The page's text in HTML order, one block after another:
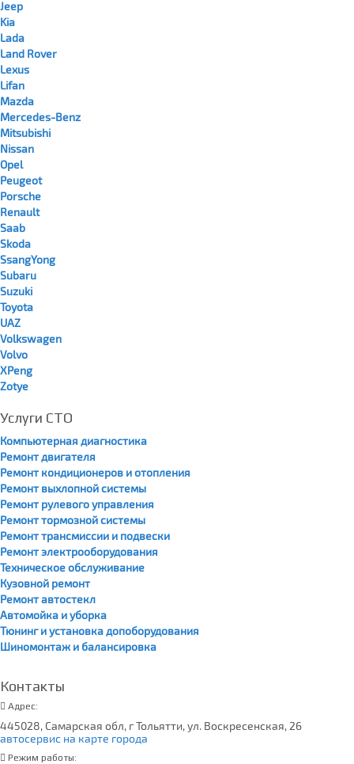
Jeep
Kia
Lada
Land Rover
Lexus
Lifan
Mazda
Mercedes-Benz
Mitsubishi
Nissan
Opel
Peugeot
Porsche
Renault
Saab
Skoda
SsangYong
Subaru
Suzuki
Toyota
UAZ
Volkswagen
Volvo
XPeng
Zotye
Услуги СТО
Компьютерная диагностика
Ремонт двигателя
Ремонт кондиционеров и отопления
Ремонт выхлопной системы
Ремонт рулевого управления
Ремонт тормозной системы
Ремонт трансмиссии и подвески
Ремонт электрооборудования
Техническое обслуживание
Кузовной ремонт
Ремонт автостекл
Автомойка и уборка
Тюнинг и установка допоборудования
Шиномонтаж и балансировка
Контакты
Адрес:
445028, Самарская обл, г Тольятти, ул. Воскресенская, 26
автосервис на карте города
Режим работы: